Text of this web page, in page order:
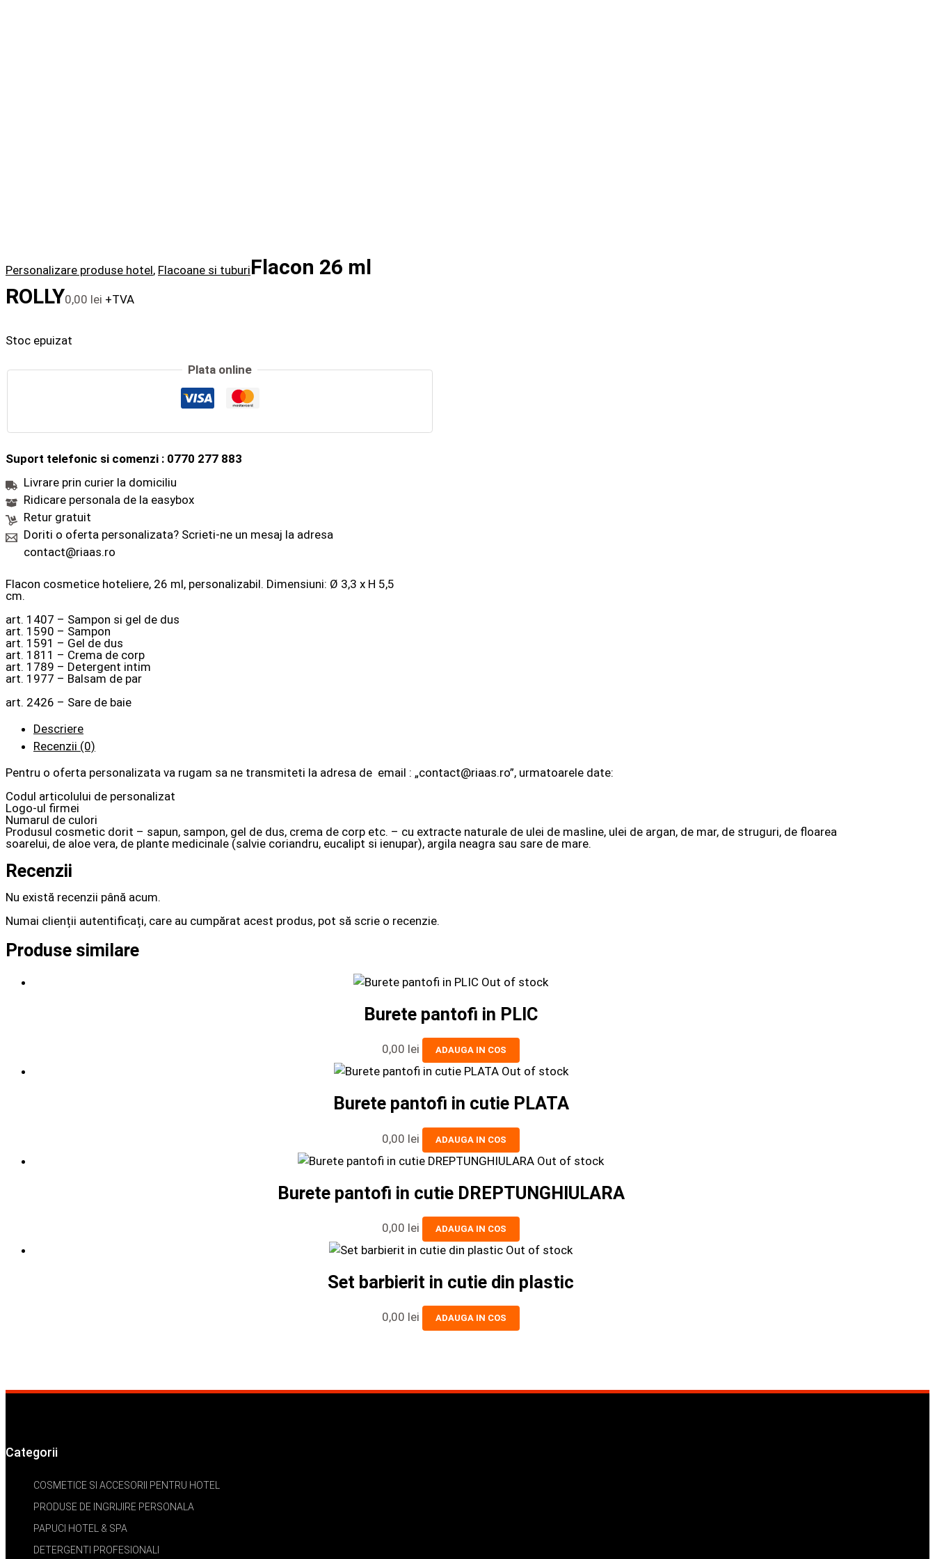
Personalizare produse hotel, Flacoane si tuburiFlacon 26 ml
ROLLY0,00 lei +TVA
Stoc epuizat
Plata online
Suport telefonic si comenzi : 0770 277 883
Livrare prin curier la domiciliu
Ridicare personala de la easybox
Retur gratuit
Doriti o oferta personalizata? Scrieti-ne un mesaj la adresa
contact@riaas.ro
Flacon cosmetice hoteliere, 26 ml, personalizabil. Dimensiuni: Ø 3,3 x H 5,5
cm.
art. 1407 – Sampon si gel de dus
art. 1590 – Sampon
art. 1591 – Gel de dus
art. 1811 – Crema de corp
art. 1789 – Detergent intim
art. 1977 – Balsam de par
art. 2426 – Sare de baie
Descriere
Recenzii (0)
Pentru o oferta personalizata va rugam sa ne transmiteti la adresa de email : „contact@riaas.ro”, urmatoarele date:
Codul articolului de personalizat
Logo-ul firmei
Numarul de culori
Produsul cosmetic dorit – sapun, sampon, gel de dus, crema de corp etc. – cu extracte naturale de ulei de masline, ulei de argan, de mar, de struguri, de floarea
soarelui, de aloe vera, de plante medicinale (salvie coriandru, eucalipt si ienupar), argila neagra sau sare de mare.
Recenzii
Nu există recenzii până acum.
Numai clienții autentificați, care au cumpărat acest produs, pot să scrie o recenzie.
Produse similare
Out of stock
Burete pantofi in PLIC
0,00 lei ADAUGA IN COS
Out of stock
Burete pantofi in cutie PLATA
0,00 lei ADAUGA IN COS
Out of stock
Burete pantofi in cutie DREPTUNGHIULARA
0,00 lei ADAUGA IN COS
Out of stock
Set barbierit in cutie din plastic
0,00 lei ADAUGA IN COS
Categorii
COSMETICE SI ACCESORII PENTRU HOTEL
PRODUSE DE INGRIJIRE PERSONALA
PAPUCI HOTEL & SPA
DETERGENTI PROFESIONALI